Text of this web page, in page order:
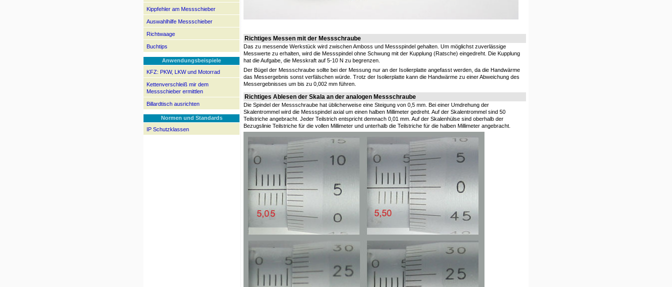
Kippfehler am Messschieber
Auswahlhilfe Messschieber
Richtwaage
Buchtips
Anwendungsbeispiele
KFZ: PKW, LKW und Motorrad
Kettenverschleiß mir dem
Messschieber ermittlen
Billardtisch ausrichten
Normen und Standards
IP Schutzklassen
Richtiges Messen mit der Messschraube
Das zu messende Werkstück wird zwischen Amboss und Messspindel gehalten. Um möglichst zuverlässige
Messwerte zu erhalten, wird die Messspindel ohne Schwung mit der Kupplung (Ratsche) eingedreht. Die Kupplung
hat die Aufgabe, die Messkraft auf 5-10 N zu begrenzen.
Der Bügel der Messschraube sollte bei der Messung nur an der Isolierplatte angefasst werden, da die Handwärme
das Messergebnis sonst verfälschen würde. Trotz der Isolierplatte kann die Handwärme zu einer Abweichung des
Messergebnisses um bis zu 0,002 mm führen.
Richtiges Ablesen der Skala an der analogen Messschraube
Die Spindel der Messschraube hat üblicherweise eine Steigung von 0,5 mm. Bei einer Umdrehung der
Skalentrommel wird die Messspindel axial um einen halben Millimeter gedreht. Auf der Skalentrommel sind 50
Teilstriche angebracht. Jeder Teilstrich entspricht demnach 0,01 mm. Auf der Skalenhülse sind oberhalb der
Bezugslinie Teilstriche für die vollen Millimeter und unterhalb die Teilstriche für die halben Millimeter angebracht.